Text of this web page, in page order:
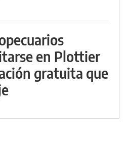
en Plottier
gratuita que